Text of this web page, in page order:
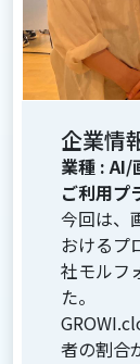
企業情
業種 : AI/
ご利用プ
今回は、
おけるプ
社モルフ
た。
者の割合